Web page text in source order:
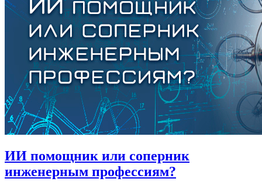
ИИ помощник или соперник
инженерным профессиям?